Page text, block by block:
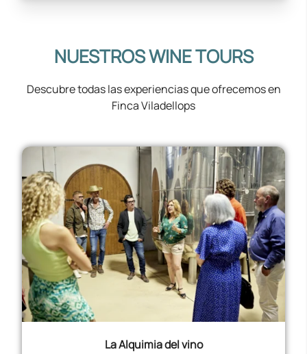
NUESTROS WINE TOURS
Descubre todas las experiencias que ofrecemos en
Finca Viladellops
La Alquimia del vino